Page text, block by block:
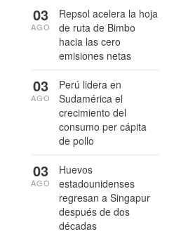
Repsol acelera la hoja
de ruta de Bimbo
hacia las cero
emisiones netas
03
AGO
Perú lidera en
Sudamérica el
crecimiento del
consumo per cápita
de pollo
03
AGO
Huevos
estadounidenses
regresan a Singapur
después de dos
décadas
03
AGO